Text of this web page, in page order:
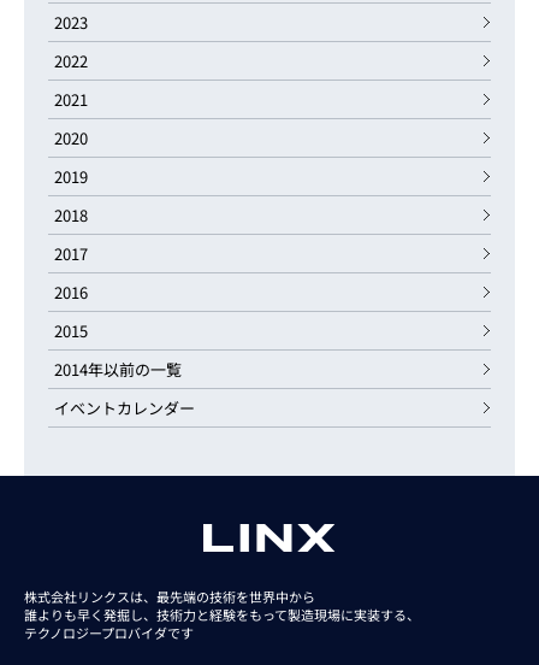
2023
2022
2021
2020
2019
2018
2017
2016
2015
2014年以前の一覧
イベントカレンダー
株式会社リンクスは、最先端の技術を世界中から
誰よりも早く発掘し、技術力と経験をもって製造現場に実装する、
テクノロジープロバイダです